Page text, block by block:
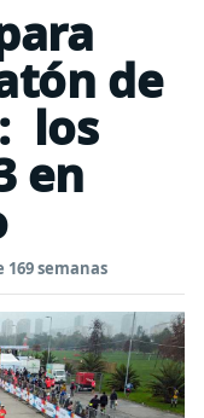
de
los
en
169 semanas